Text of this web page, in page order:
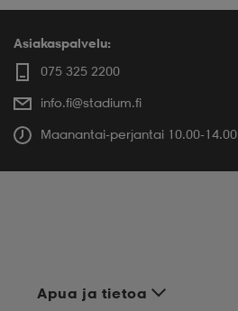
Asiakaspalvelu:
075 325 2200
info.fi@stadium.fi
Maanantai-perjantai 10.00-14.00
Apua ja tietoa